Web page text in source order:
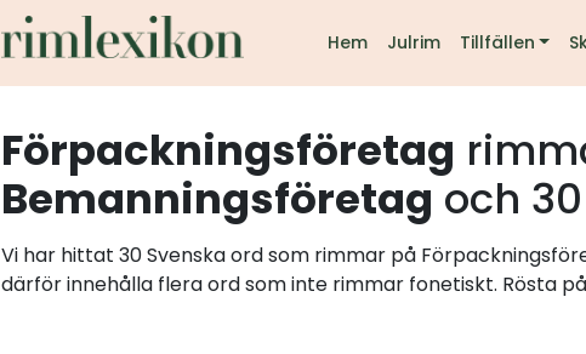
Hem Julrim Tillfällen
Förpackningsföretag
Bemanningsföretag och
Vi har hittat 30 Svenska ord som rimmar på
därför innehålla flera ord som inte rimmar fonetiskt. Rösta